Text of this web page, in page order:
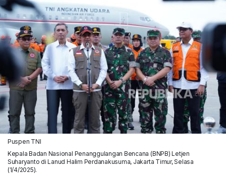
Puspen TNI
Kepala Badan Nasional Penanggulangan Bencana (BNPB) Letjen
Suharyanto di Lanud Halim Perdanakusuma, Jakarta Timur, Selasa
(1/4/2025).